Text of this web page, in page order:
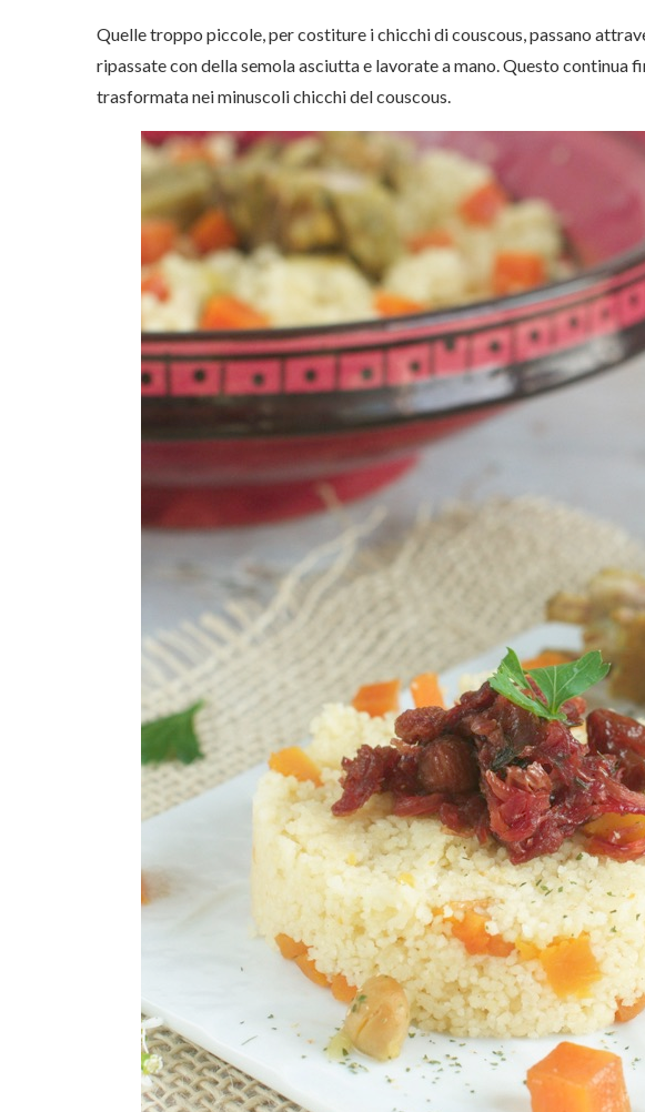
Quelle troppo piccole, per costiture i chicchi di couscous, passano
ripassate con della semola asciutta e lavorate a mano. Questo continua
trasformata nei minuscoli chicchi del couscous.